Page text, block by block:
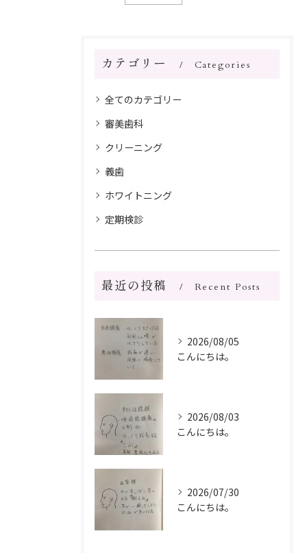
カテゴリー Categories
全てのカテゴリー
審美歯科
クリーニング
義歯
ホワイトニング
定期検診
最近の投稿 Recent Posts
2026/08/05
こんにちは。
2026/08/03
こんにちは。
2026/07/30
こんにちは。